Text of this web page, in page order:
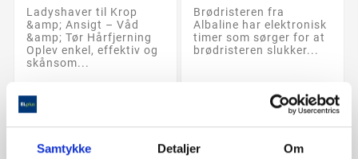
Samtykke Detaljer Om
Ladyshaver til Krop
&amp; Ansigt – Våd
&amp; Tør Hårfjerning
Oplev enkel, effektiv og
skånsom...
699,00 kr.
Brødristeren fra
Albaline har elektronisk
timer som sørger for at
brødristeren slukker...
check